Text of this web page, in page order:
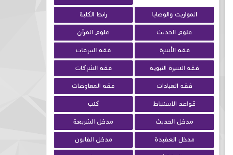
المواريث والوصايا رابط الكلية
علوم الحديث علوم القرآن
فقه الأسرة فقه التبرعات
فقه السيرة النبوية فقه الشركات
فقه العبادات فقه المعاوضات
قواعد الاستنباط كتب
مدخل الحديث مدخل الشريعة
مدخل العقيدة مدخل القانون